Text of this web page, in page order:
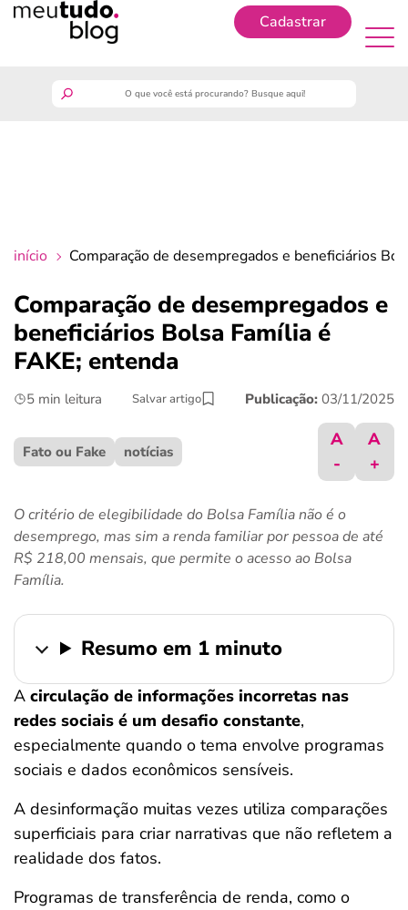
Cadastrar
crédito fácil
últimas notícias
início Comparação de desempregados e beneficiários
Comparação de desempregados e
beneficiários Bolsa Família é
FAKE; entenda
5 min leitura Salvar artigo Publicação: 03/11/2025
Fato ou Fake notícias
A
-
A
+
O critério de elegibilidade do Bolsa Família não é o
desemprego, mas sim a renda familiar por pessoa de até
R$ 218,00 mensais, que permite o acesso ao Bolsa
Família.
Resumo em 1 minuto
A circulação de informações incorretas nas
redes sociais é um desafio constante,
especialmente quando o tema envolve programas
sociais e dados econômicos sensíveis.
A desinformação muitas vezes utiliza comparações
superficiais para criar narrativas que não refletem a
realidade dos fatos.
Programas de transferência de renda, como o